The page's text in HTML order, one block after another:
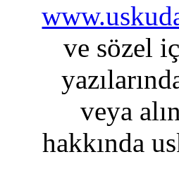
ve sözel
veya
hakkında